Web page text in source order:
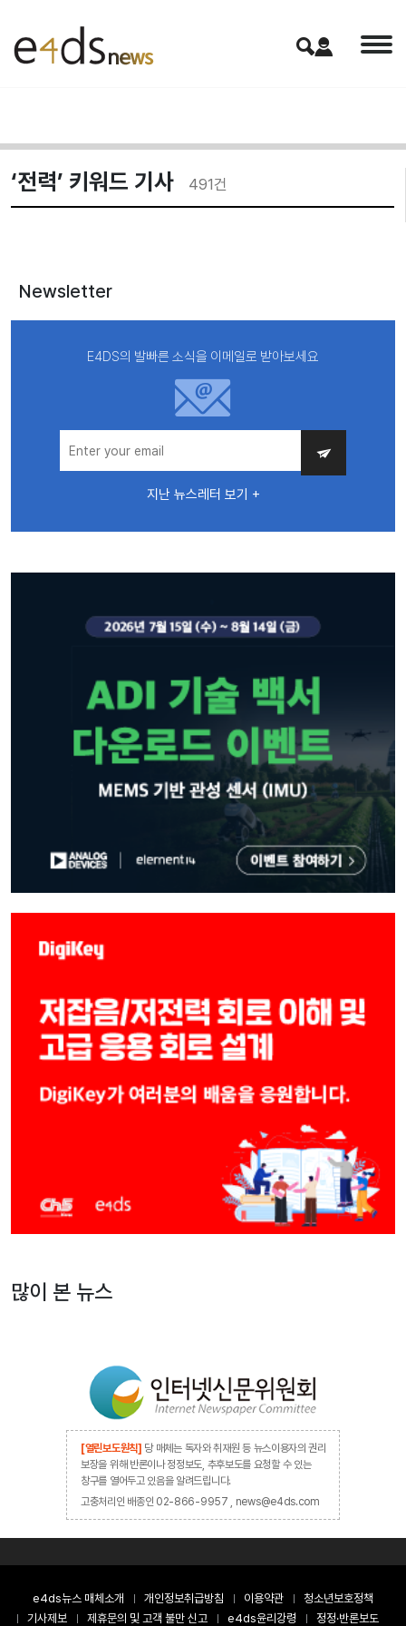
‘전력’ 키워드 기사 491건
Newsletter
E4DS의 발빠른 소식을 이메일로 받아보세요
지난 뉴스레터 보기 +
많이 본 뉴스
[열린보도원칙] 당 매체는 독자와 취재원 등 뉴스이용자의 권리
보장을 위해 반론이나 정정보도, 추후보도를 요청할 수 있는
창구를 열어두고 있음을 알려드립니다.
고충처리인 배종인 02-866-9957 , news@e4ds.com
e4ds뉴스 매체소개 개인정보취급방침 이용약관
청소년보호정책
기사제보
제휴문의 및 고객 불만 신고 e4ds윤리강령 정정·반론보도